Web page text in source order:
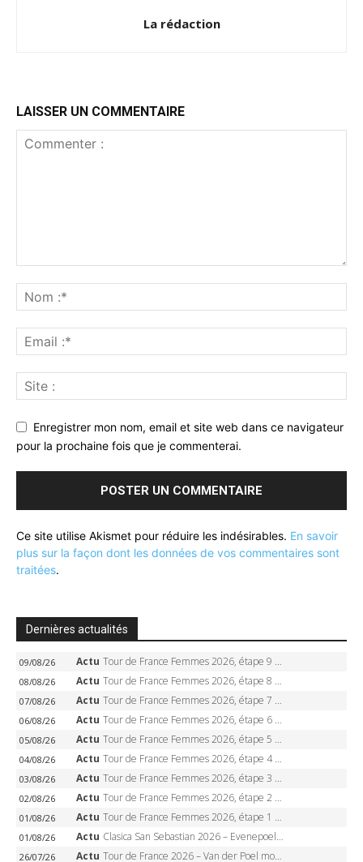
La rédaction
LAISSER UN COMMENTAIRE
Enregistrer mon nom, email et site web dans ce navigateur
pour la prochaine fois que je commenterai.
Ce site utilise Akismet pour réduire les indésirables. En savoir
plus sur la façon dont les données de vos commentaires sont
traitées.
Dernières actualités
09/08/26 Actu Tour de France Femmes 2026, étape 9 – Demi Vollering sacrée à Nice, 2e Tour, dernière étape en solitaire
08/08/26 Actu Tour de France Femmes 2026, étape 8 – Demi Vollering gagne à Nice, reprend le jaune, Niewiadoma à 8 secondes
07/08/26 Actu Tour de France Femmes 2026, étape 7 – Kasia Niewiadoma gagne le Ventoux, maillot jaune, Reusser et Vollering piégées
06/08/26 Actu Tour de France Femmes 2026, étape 6 – Kim Le Court-Pienaar gagne à Tournon, Reusser en jaune
05/08/26 Actu Tour de France Femmes 2026, étape 5 – Demi Vollering gagne à Belleville, Reusser en jaune, Ferrand-Prévot coule
04/08/26 Actu Tour de France Femmes 2026, étape 4 – Marlen Reusser écrase le chrono, Ferrand-Prévot en crise
03/08/26 Actu Tour de France Femmes 2026, étape 3 – Sigrid Haugset en solitaire, 88 km d’échappée, maillot jaune
02/08/26 Actu Tour de France Femmes 2026, étape 2 – Lorena Wiebes doublé à Genève, Markus héroïque, 7e record
01/08/26 Actu Tour de France Femmes 2026, étape 1 – Lorena Wiebes intouchable à Lausanne, premier maillot jaune
01/08/26 Actu Clasica San Sebastian 2026 – Evenepoel recordman, 4e victoire, Carapaz battu au sprint
26/07/26 Actu Tour de France 2026 – Van der Poel monumental à Paris, Pogacar égale le record des cinq sacres